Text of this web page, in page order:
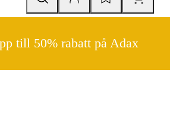
till 50% rabatt på Adax